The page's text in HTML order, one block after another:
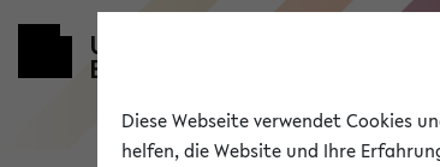
Diese Webseite verwendet Cookies
helfen, die Website und Ihre